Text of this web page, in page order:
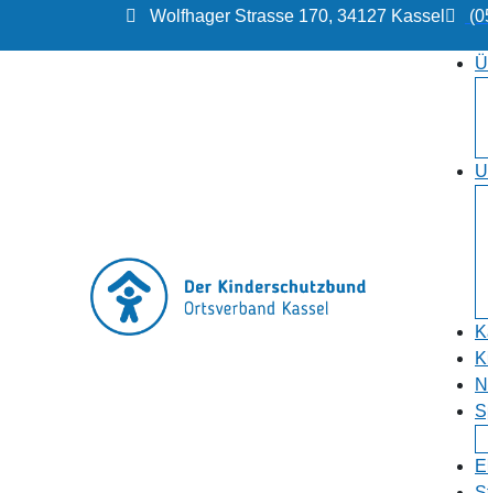
Wolfhager Strasse 170, 34127 Kassel